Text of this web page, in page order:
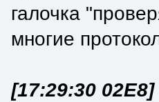
галочка
многие
[17:29:30